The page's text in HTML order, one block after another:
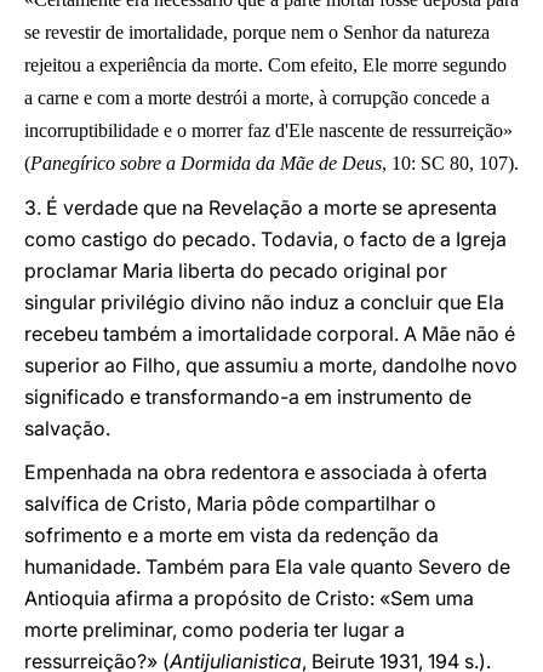
se revestir de imortalidade, porque nem o Senhor da natureza
rejeitou a experiência da morte. Com efeito, Ele morre segundo
a carne e com a morte destrói a morte, à corrupção concede a
incorruptibilidade e o morrer faz d'Ele nascente de ressurreição»
(Panegírico sobre a Dormida da Mãe de Deus, 10: SC 80, 107).
3. É verdade que na Revelação a morte se apresenta
como castigo do pecado. Todavia, o facto de a Igreja
proclamar Maria liberta do pecado original por
singular privilégio divino não induz a concluir que Ela
recebeu também a imortalidade corporal. A Mãe não é
superior ao Filho, que assumiu a morte, dandolhe novo
significado e transformando-a em instrumento de
salvação.
Empenhada na obra redentora e associada à oferta
salvífica de Cristo, Maria pôde compartilhar o
sofrimento e a morte em vista da redenção da
humanidade. Também para Ela vale quanto Severo de
Antioquia afirma a propósito de Cristo: «Sem uma
morte preliminar, como poderia ter lugar a
ressurreição?» (Antijulianistica, Beirute 1931, 194 s.).